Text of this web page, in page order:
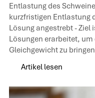
Entlastung des
kurzfristigen Entlastung
Lösung angestrebt‍ -
Lösungen erarbeitet,
Gleichgewicht zu
Artikel lesen